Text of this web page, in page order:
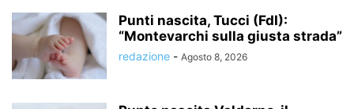
Punti nascita, Tucci (FdI):
“Montevarchi sulla giusta strada”
redazione - Agosto 8, 2026